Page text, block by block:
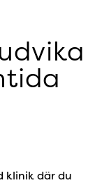
klinik där du